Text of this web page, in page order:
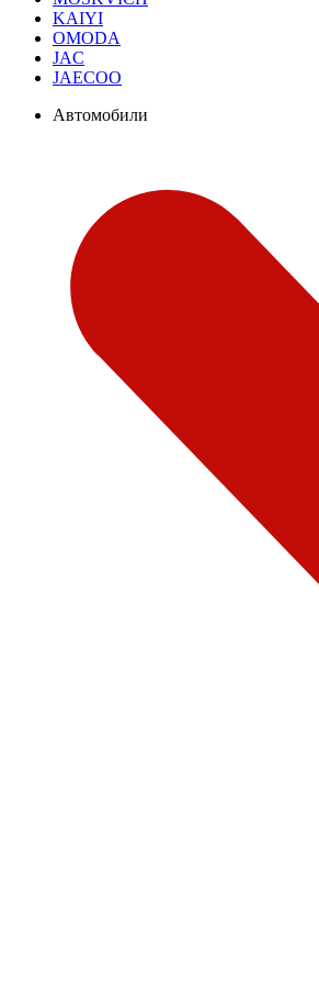
KAIYI
OMODA
JAC
JAECOO
Автомобили